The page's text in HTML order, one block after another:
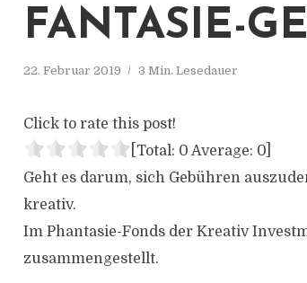
FANTASIE-
22. Februar 2019 3 Min. Lesedauer
Click to rate this post!
[Total: 0 Average: 0
Geht es darum, sich Gebühren
kreativ.
Im Phantasie-Fonds der Kreativ
zusammengestellt.